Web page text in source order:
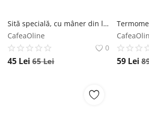
Sită specială, cu mâner din lemn - Default Title Moya
CafeaOline
0
45 Lei 65Lei 59 Lei